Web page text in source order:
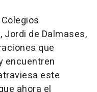
Jordi de Dalmases,
que
encuentren
este
ahora el